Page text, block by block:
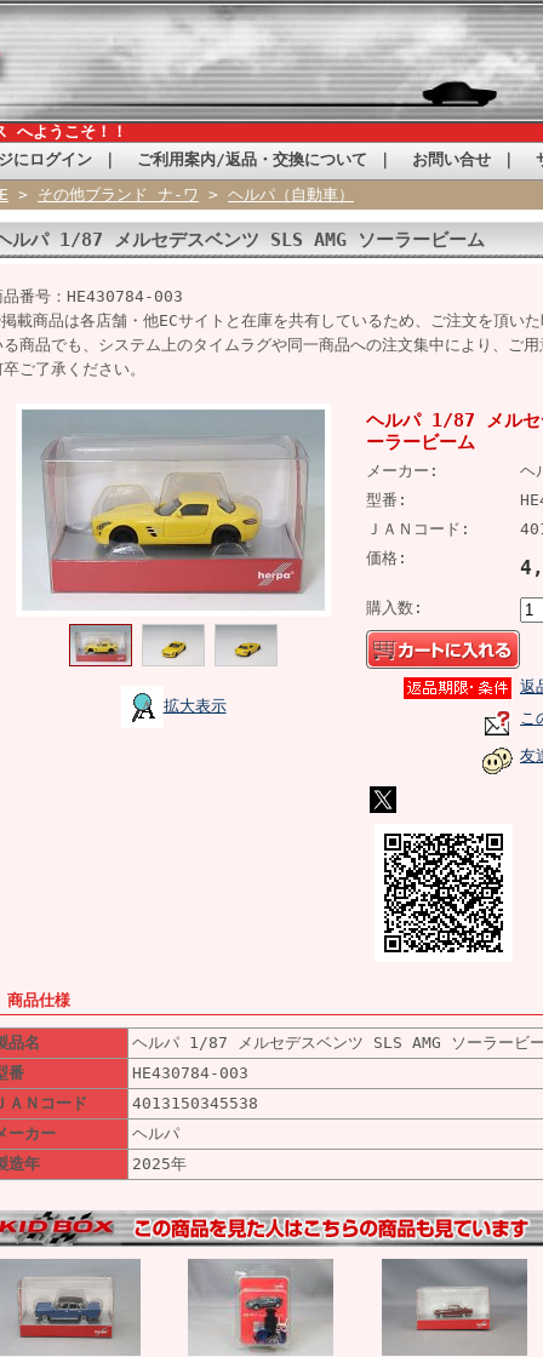
へようこそ！！
にログイン
ご利用案内/返品・交換について お問い合せ
> その他ブランド ナ-ワ > ヘルパ（自動車）
ルパ 1/87 メルセデスベンツ SLS AMG ソーラービーム
品番号：HE430784-003
載商品は各店舗・他ECサイトと在庫を共有しているため、ご注文を頂い
る商品でも、システム上のタイムラグや同一商品への注文集中により、ご
ご了承ください。
拡大表示
ヘルパ 1/87 メルセ
ーラービーム
メーカー:
ヘ
型番:
ＪＡＮコード:
価格:
購入数:
返
こ
友
品仕様
品名
ヘルパ 1/87 メルセデスベンツ SLS AMG ソーラービ
番
HE430784-003
ＡＮコード
4013150345538
ーカー
ヘルパ
造年
2025年